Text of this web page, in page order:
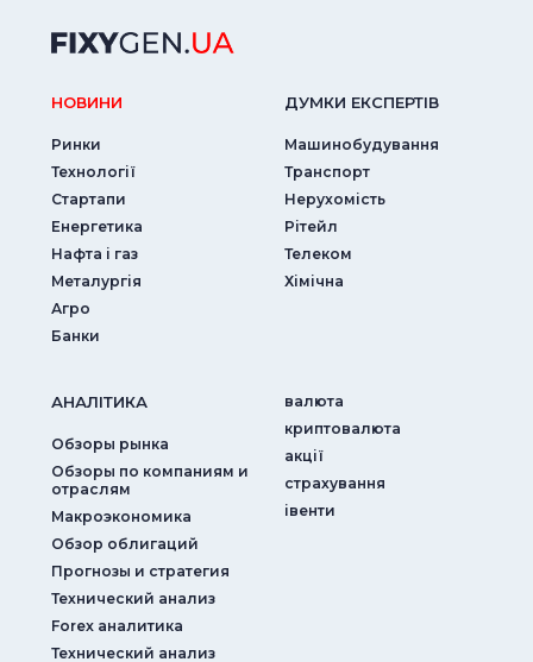
НОВИНИ
Ринки
Технології
Стартапи
Енергетика
Нафта і газ
Металургія
Агро
Банки
ДУМКИ ЕКСПЕРТIВ
Машинобудування
Транспорт
Нерухомість
Рітейл
Телеком
Хімічна
АНАЛIТИКА
Обзоры рынка
Обзоры по компаниям и
отраслям
Макроэкономика
Обзор облигаций
Прогнозы и стратегия
Технический анализ
Forex аналитика
Технический анализ
валюта
криптовалюта
акції
страхування
iвенти